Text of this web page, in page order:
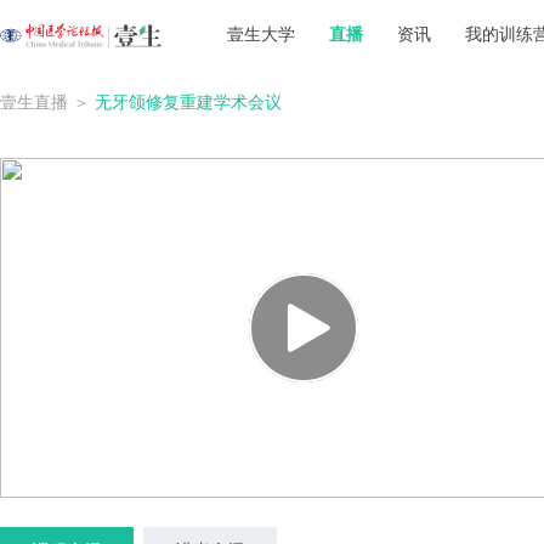
壹生大学 直播 资讯 我的训练
壹生直播 ＞ 无牙颌修复重建学术会议